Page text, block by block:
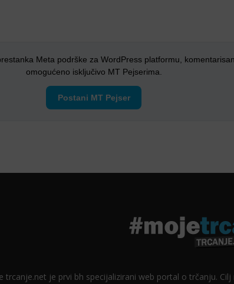
Meta podrške za WordPress platformu,
omogućeno isključivo MT Pejserima.
Postani MT Pejser
trcanje.net je prvi bh specijalizirani web portal o trčanju.